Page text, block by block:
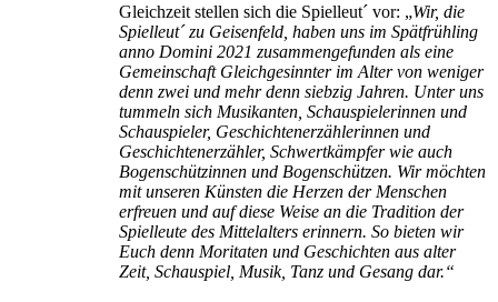
Gleichzeit stellen sich die Spielleut´ vor: „Wir, die
Spielleut´ zu Geisenfeld, haben uns im Spätfrühling
anno Domini 2021 zusammengefunden als eine
Gemeinschaft Gleichgesinnter im Alter von weniger
denn zwei und mehr denn siebzig Jahren. Unter uns
tummeln sich Musikanten, Schauspielerinnen und
Schauspieler, Geschichtenerzählerinnen und
Geschichtenerzähler, Schwertkämpfer wie auch
Bogenschützinnen und Bogenschützen. Wir möchten
mit unseren Künsten die Herzen der Menschen
erfreuen und auf diese Weise an die Tradition der
Spielleute des Mittelalters erinnern. So bieten wir
Euch denn Moritaten und Geschichten aus alter
Zeit, Schauspiel, Musik, Tanz und Gesang dar.“